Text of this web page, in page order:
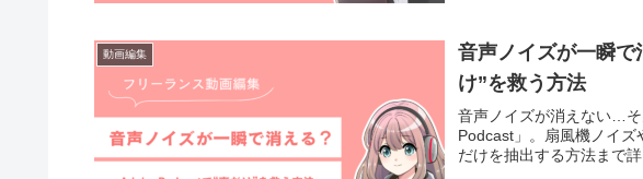
由なメリット8選から、
しんどさといったリアル
て正直にお伝えします。
社員時代より下がったこ
る人・向いていない人の
と、転職やハローワーク
リーランスを目指してい
動画編集
音声ノイズが一瞬
け”を救う方法
音声ノイズが消えない…
Podcast」。扇風機ノイ
だけを抽出する方法まで詳